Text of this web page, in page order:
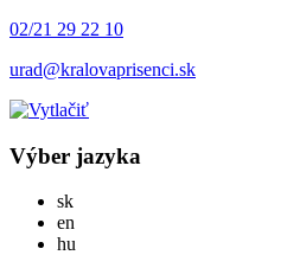
02/21 29 22 10
urad@kralovaprisenci.sk
Výber jazyka
skSlovensky
en
hu